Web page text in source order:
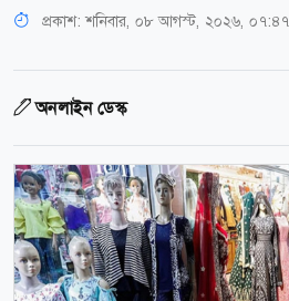
প্রকাশ:শনিবার, ০৮ আগস্ট, ২০২৬, ০৭:৪৭
অনলাইন ডেস্ক